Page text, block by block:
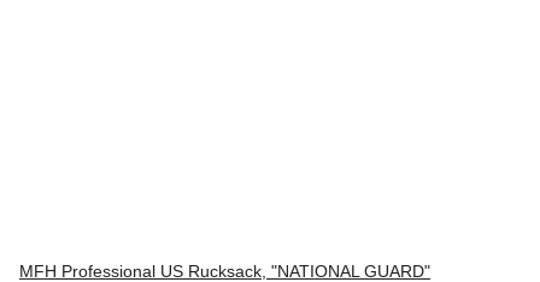
MFH Professional US Rucksack, "NATIONAL GUARD"